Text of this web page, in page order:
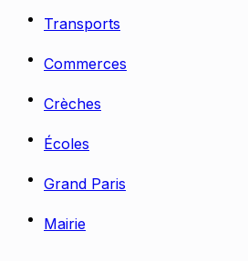
Transports
Commerces
Crèches
Écoles
Grand Paris
Mairie